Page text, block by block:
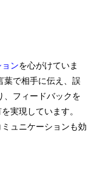
ンを心がけていま
葉で相手に伝え、誤
、フィードバックを
実現しています。
ュニケーションも効